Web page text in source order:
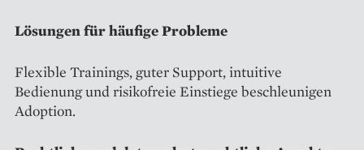
Lösungen für häufige Probleme
Flexible Trainings, guter Support, intuitive
Bedienung und risikofreie Einstiege beschleunigen
Adoption.